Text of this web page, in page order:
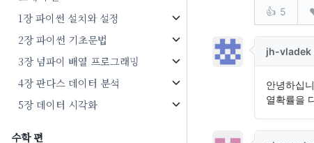
1장 파이썬 설치와 설정
2장 파이썬 기초문법
3장 넘파이 배열 프로그래밍
4장 판다스 데이터 분석
5장 데이터 시각화
수학 편